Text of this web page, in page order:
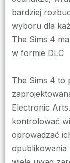
bardziej
wyboru dla
The Sims 4
w formie DLC
The Sims 4 to
Electronic
kontrolować
oprowadzać
opublikowania